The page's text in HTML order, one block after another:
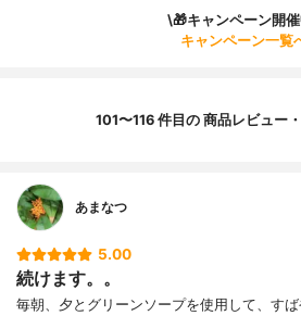
\🎁キャンペーン開
キャンペーン一覧
101〜116 件目の 商品レビュー
あまなつ
5.00
続けます。。
毎朝、夕とグリーンソープを使用して、す